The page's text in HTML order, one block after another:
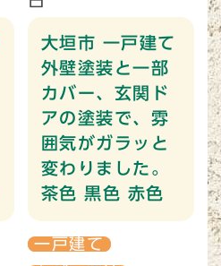
大垣市 一戸建て
外壁塗装と一部
カバー、玄関ド
アの塗装で、雰
囲気がガラッと
変わりました。
茶色 黒色 赤色
一戸建て